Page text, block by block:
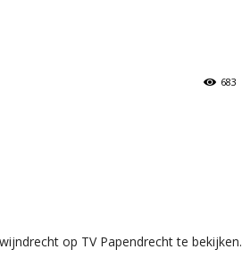
683
op TV Papendrecht te bekijken.